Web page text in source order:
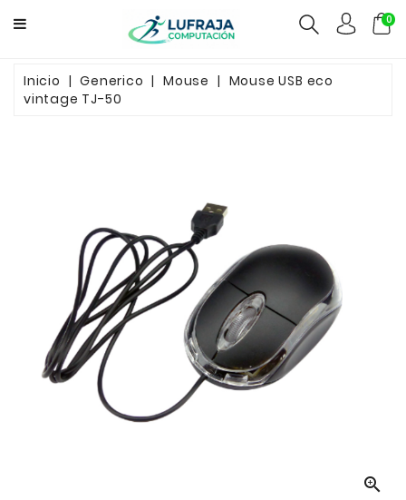
GAMERS
0
Inicio Generico Mouse
Mouse USB eco
vintage TJ-50
